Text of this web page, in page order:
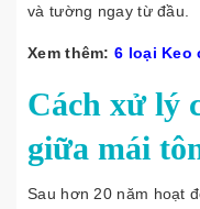
và tường ngay từ đầu.
Xem thêm:6 loại Keo
Cách xử lý
giữa mái
Sau hơn 20 năm hoạt